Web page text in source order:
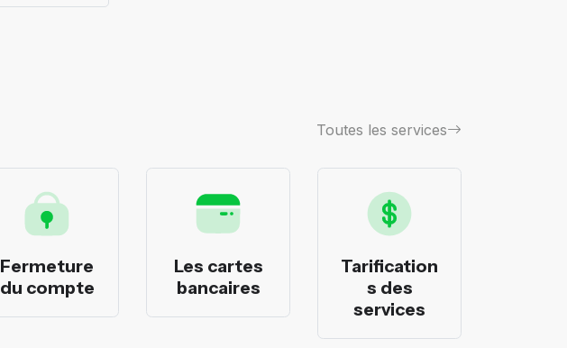
Toutes les services
Fermeture
du compte
Les cartes
bancaires
Tarification
s des
services